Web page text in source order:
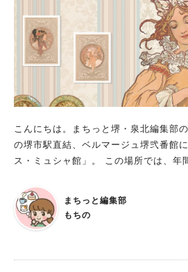
こんにちは。まちっと堺・泉北編集部のもちの
の堺市駅直結、ベルマージュ堺弐番館
ス・ミュシャ館」。 この場所では、年間を通して多彩な企画展
をご紹介します。 企画展「ミュシャのある暮ら
2026年4月4日(土)～7月26日(日) 時間
6：30まで） 休館日：月曜日（休日の
まちっと編集部
もちの